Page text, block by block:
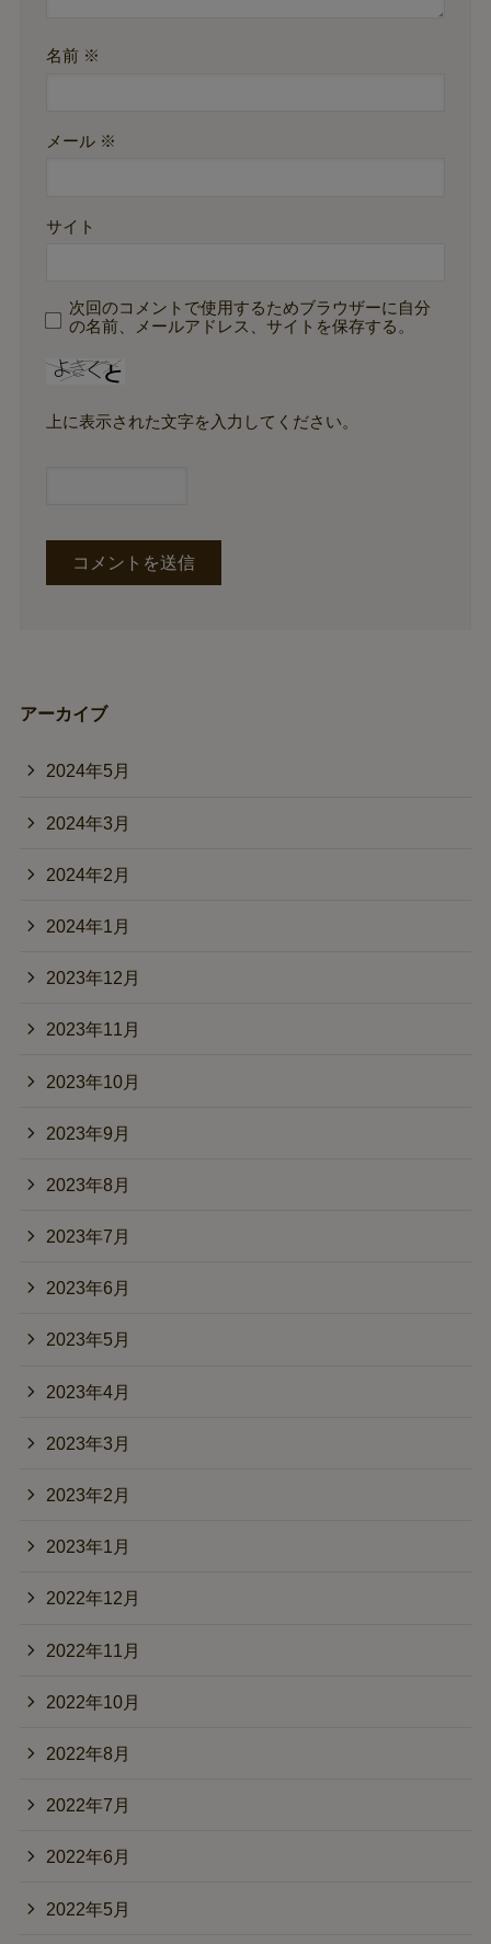
名前 ※
メール ※
サイト
次回のコメントで使用するためブラウザーに自分
の名前、メールアドレス、サイトを保存する。
上に表示された文字を入力してください。
アーカイブ
2024年5月
2024年3月
2024年2月
2024年1月
2023年12月
2023年11月
2023年10月
2023年9月
2023年8月
2023年7月
2023年6月
2023年5月
2023年4月
2023年3月
2023年2月
2023年1月
2022年12月
2022年11月
2022年10月
2022年8月
2022年7月
2022年6月
2022年5月